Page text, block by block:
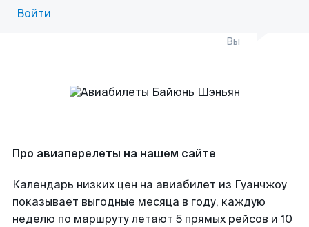
Войти
Вы
Про авиаперелеты на нашем сайте
Календарь низких цен на авиабилет из Гуанчжоу
показывает выгодные месяца в году, каждую
неделю по маршруту летают 5 прямых рейсов и 10